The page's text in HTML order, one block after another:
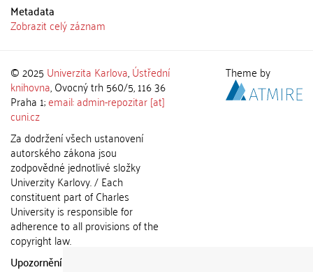
Metadata
Zobrazit celý záznam
© 2025 Univerzita Karlova,Ústřední
knihovna, Ovocný trh 560/5, 116 36
Praha 1;email: admin-repozitar [at]
cuni.cz
Za dodržení všech ustanovení
autorského zákona jsou
zodpovědné jednotlivé složky
Univerzity Karlovy. / Each
constituent part of Charles
University is responsible for
adherence to all provisions of the
copyright law.
Upozornění / Notice:
Theme by